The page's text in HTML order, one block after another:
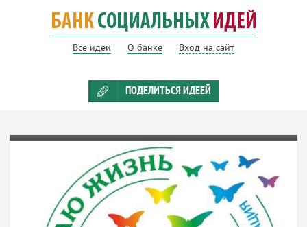
Все идеи О банке Вход на сайт
ПОДЕЛИТЬСЯ ИДЕЕЙ